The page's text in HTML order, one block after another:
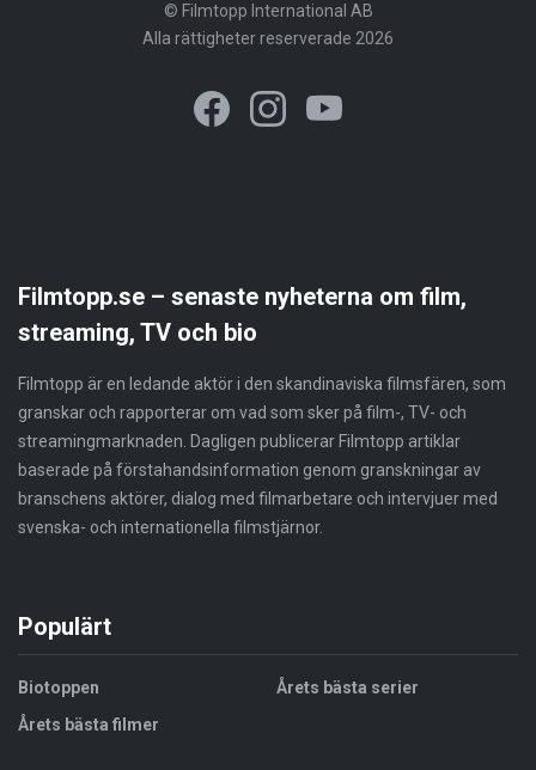
Skådespelare/regissör
© Filmtopp International AB
Alla rättigheter reserverade 2026
Filmtopp.se – senaste nyheterna om film,
streaming, TV och bio
Filmtopp är en ledande aktör i den skandinaviska filmsfären, som
granskar och rapporterar om vad som sker på film-, TV- och
streamingmarknaden. Dagligen publicerar Filmtopp artiklar
baserade på förstahandsinformation genom granskningar av
branschens aktörer, dialog med filmarbetare och intervjuer med
svenska- och internationella filmstjärnor.
Populärt
Biotoppen
Årets bästa filmer
Årets bästa serier